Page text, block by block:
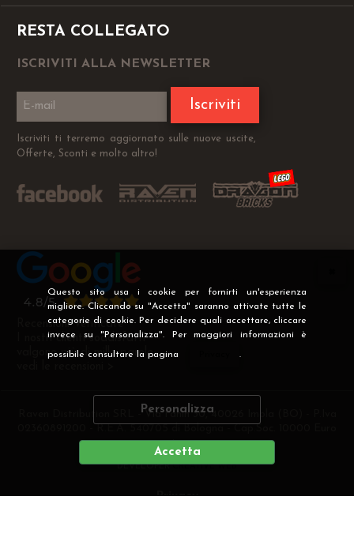
Questo sito usa i cookie per fornirti un'esperienza
migliore. Cliccando su "Accetta" saranno attivate tutte le
categorie di cookie. Per decidere quali accettare, cliccare
invece su "Personalizza". Per maggiori informazioni è
possibile consultare la pagina .
Personalizza
Accetta
RESTA COLLEGATO
ISCRIVITI ALLA NEWSLETTER
Iscriviti
Iscriviti ti terremo aggiornato sulle nuove uscite,
Offerte, Sconti e molto altro!
Recensioni Verificate
I nostri clienti soddisfatti
valgono più di mille parole
Raven Distribution SRL - Via Fanin 30, 40026 Imola (BO) - P.Iva
i.v
DEVELOPERCREATIVE WEB
Privacy